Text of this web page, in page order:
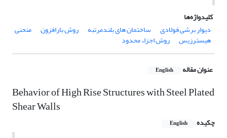
کلیدواژه‌ها
دیوار برشی فولادی
ساختمان های بلندمرتبه روش بارافزون منحنی
هیسترزیس روش اجزاء محدود
عنوان مقاله English
Behavior of High Rise Structures with Steel Plated
Shear Walls
چکیده English